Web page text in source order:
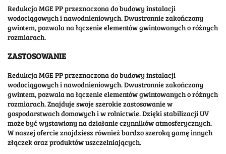
Redukcja MGE PP przeznaczona do budowy instalacji
wodociągowych i nawodnieniowych. Dwustronnie zakończony
gwintem, pozwala na łączenie elementów gwintowanych o różnych
rozmiarach.
ZASTOSOWANIE
Redukcja MGE PP przeznaczona do budowy instalacji
wodociągowych i nawodnieniowych. Dwustronnie zakończony
gwintem, pozwala na łączenie elementów gwintowanych o różnych
rozmiarach. Znajduje swoje szerokie zastosowanie w
gospodarstwach domowych i w rolnictwie. Dzięki stabilizacji UV
może być wystawiony na działanie czynników atmosferycznych.
W naszej ofercie znajdziesz również bardzo szeroką gamę innych
złączek oraz produktów uszczelniających.